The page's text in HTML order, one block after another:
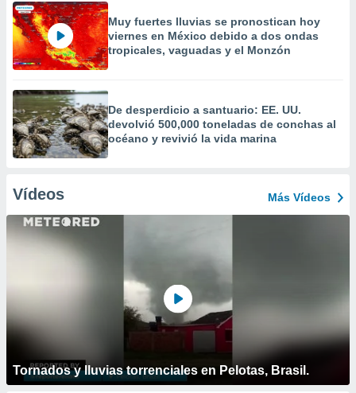
Muy fuertes lluvias se pronostican hoy
viernes en México debido a dos ondas
tropicales, vaguadas y el Monzón
De desperdicio a santuario: EE. UU.
devolvió 500,000 toneladas de conchas al
océano y revivió la vida marina
Vídeos Más Vídeos
Tornados y lluvias torrenciales en Pelotas, Brasil.